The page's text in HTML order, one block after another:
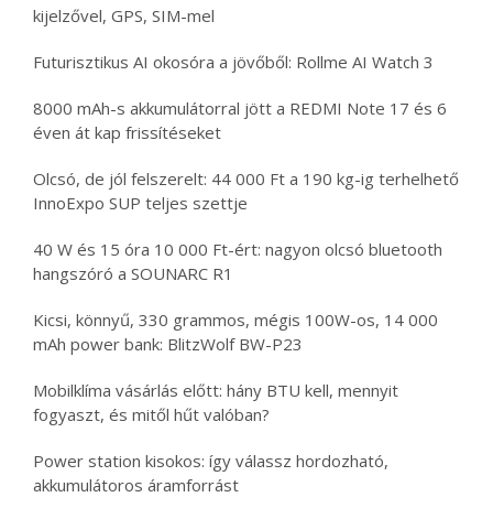
kijelzővel, GPS, SIM-mel
Futurisztikus AI okosóra a jövőből: Rollme AI Watch 3
8000 mAh-s akkumulátorral jött a REDMI Note 17 és 6
éven át kap frissítéseket
Olcsó, de jól felszerelt: 44 000 Ft a 190 kg-ig terhelhető
InnoExpo SUP teljes szettje
40 W és 15 óra 10 000 Ft-ért: nagyon olcsó bluetooth
hangszóró a SOUNARC R1
Kicsi, könnyű, 330 grammos, mégis 100W-os, 14 000
mAh power bank: BlitzWolf BW-P23
Mobilklíma vásárlás előtt: hány BTU kell, mennyit
fogyaszt, és mitől hűt valóban?
Power station kisokos: így válassz hordozható,
akkumulátoros áramforrást